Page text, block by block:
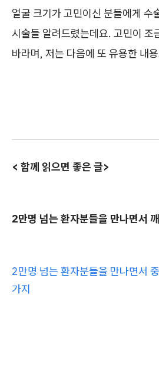
얼굴 크기가 고민이신 분들에게 수
시술들 알려드렸는데요. 고민이 조
바라며, 저는 다음에 또 유용한 내
< 함께 읽으면 좋은 글>
2만명 넘는 환자분들을 만나면서
2만명 넘는 환자분들을 만나면서
가지